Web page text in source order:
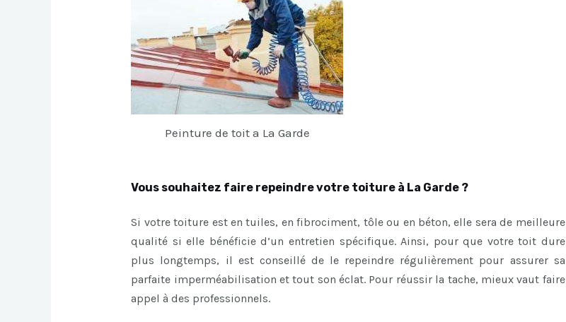
Peinture de toit a La Garde
Vous souhaitez faire repeindre votre toiture à La Garde ?
Si votre toiture est en tuiles, en fibrociment, tôle ou en béton, elle sera de meilleure
qualité si elle bénéficie d’un entretien spécifique. Ainsi, pour que votre toit dure
plus longtemps, il est conseillé de le repeindre régulièrement pour assurer sa
parfaite imperméabilisation et tout son éclat. Pour réussir la tache, mieux vaut faire
appel à des professionnels.